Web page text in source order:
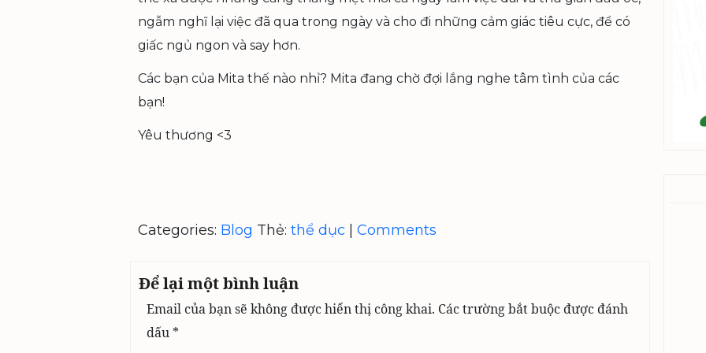
ngẫm nghĩ lại việc đã qua trong ngày và cho đi những cảm giác tiêu cực, để có
giấc ngủ ngon và say hơn.
Các bạn của Mita thế nào nhỉ? Mita đang chờ đợi lắng nghe tâm tình của các
bạn!
Yêu thương <3
Categories: Blog Thẻ: thể dục Comments
Để lại một bình luận
Email của bạn sẽ không được hiển thị công khai. Các trường bắt buộc được đánh
dấu *